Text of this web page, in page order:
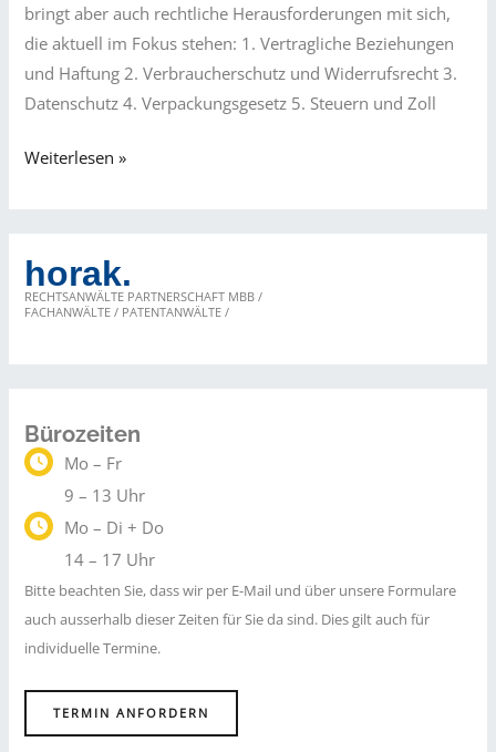
bringt aber auch rechtliche Herausforderungen mit sich,
die aktuell im Fokus stehen: 1. Vertragliche Beziehungen
und Haftung 2. Verbraucherschutz und Widerrufsrecht 3.
Datenschutz 4. Verpackungsgesetz 5. Steuern und Zoll
Aktuelle
Weiterlesen »
horak.
RECHTSANWÄLTE PARTNERSCHAFT MBB /
FACHANWÄLTE / PATENTANWÄLTE /
Bürozeiten
Mo – Fr
9 – 13 Uhr
Mo – Di + Do
14 – 17 Uhr
Bitte beachten Sie, dass wir per E-Mail und über unsere Formulare
auch ausserhalb dieser Zeiten für Sie da sind. Dies gilt auch für
individuelle Termine.
TERMIN ANFORDERN